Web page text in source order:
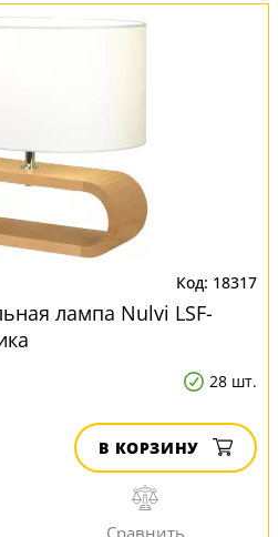
18317
лампа Nulvi LSF-
28 шт.
В КОРЗИНУ